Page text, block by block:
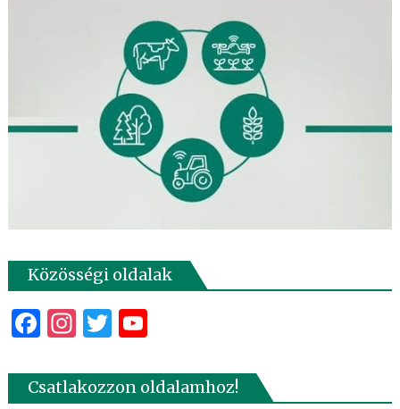
Közösségi oldalak
Facebook
Instagram
Twitter
YouTube
Csatlakozzon oldalamhoz!